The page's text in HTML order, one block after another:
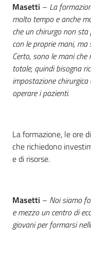
Masetti – La
molto tempo e anche
che un chirurgo non
con le proprie mani,
Certo, sono le mani
totale, quindi bisogna
impostazione
operare i pazienti.
La formazione, le ore
che richiedono
e di risorse.
Masetti – Noi siamo
e mezzo un centro di
giovani per formarsi